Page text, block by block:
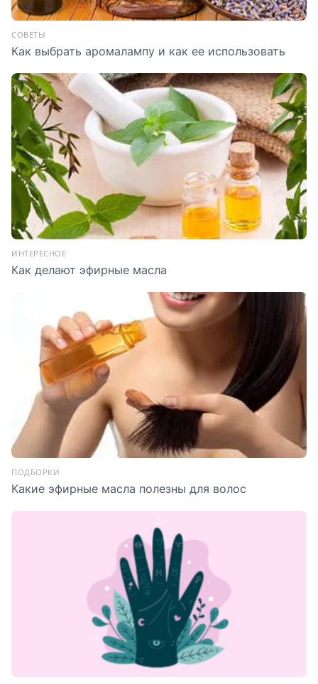
СОВЕТЫ
Как выбрать аромалампу и как ее использовать
ИНТЕРЕСНОЕ
Как делают эфирные масла
ПОДБОРКИ
Какие эфирные масла полезны для волос